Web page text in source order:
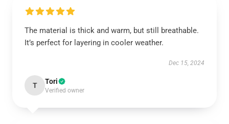
The material is thick and warm, but still breathable.
It’s perfect for layering in cooler weather.
Dec 15, 2024
T Tori
Verified owner